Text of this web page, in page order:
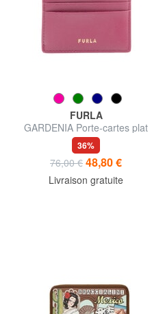
FURLA
GARDENIA Porte-cartes plat
en cuir
36%
76,00 € 48,80 €
Livraison gratuite